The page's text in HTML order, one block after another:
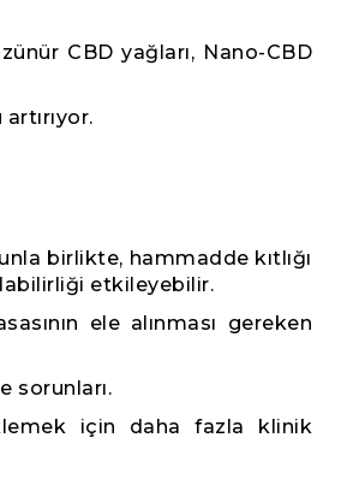
CBD yağları, Nano-CBD
birlikte, hammadde kıtlığı
etkileyebilir.
ele alınması gereken
sorunları.
için daha fazla klinik